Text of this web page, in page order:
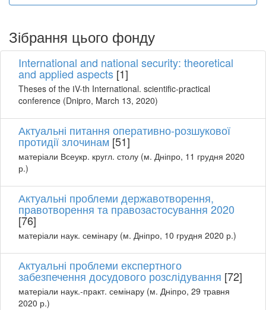
Зібрання цього фонду
International and national security: theoretical
and applied aspects [1]
Theses of the ІV-th International. scientific-practical
conference (Dnipro, March 13, 2020)
Актуальні питання оперативно-розшукової
протидії злочинам [51]
матеріали Всеукр. кругл. столу (м. Дніпро, 11 грудня 2020
р.)
Актуальні проблеми державотворення,
правотворення та правозастосування 2020
[76]
матеріали наук. семінару (м. Дніпро, 10 грудня 2020 р.)
Актуальні проблеми експертного
забезпечення досудового розслідування [72]
матеріали наук.-практ. семінару (м. Дніпро, 29 травня
2020 р.)